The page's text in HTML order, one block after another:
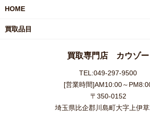
HOME
買取品目
買取専門店 カウゾー
TEL:049-297-9500
[営業時間]AM10:00～
〒350-0152
埼玉県比企郡川島町大字上伊